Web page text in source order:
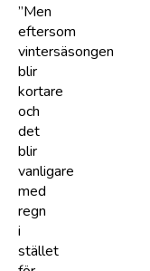
”Men
eftersom
vintersäsongen
blir
kortare
och
det
blir
vanligare
med
regn
i
stället